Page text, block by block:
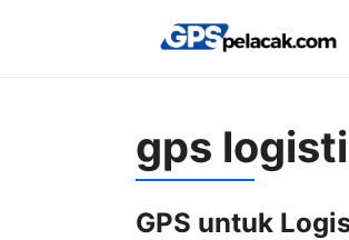
gps
GPS untuk